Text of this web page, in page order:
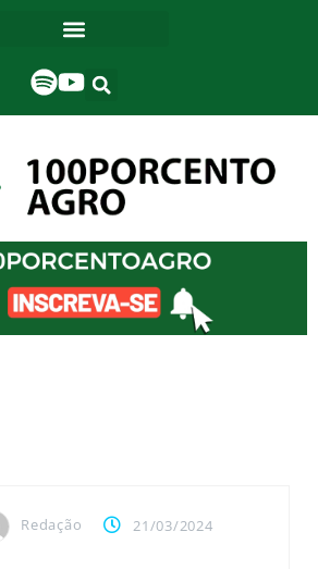
Redação 21/03/2024